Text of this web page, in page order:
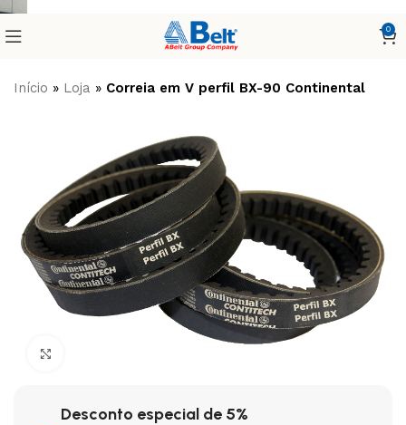
0
Início » Loja » Correia em V perfil BX-90 Continental
Desconto especial de 5%